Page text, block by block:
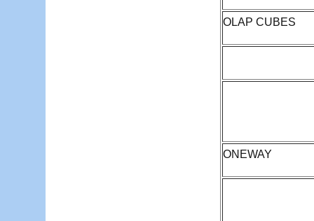
OLAP CUBES
ONEWAY